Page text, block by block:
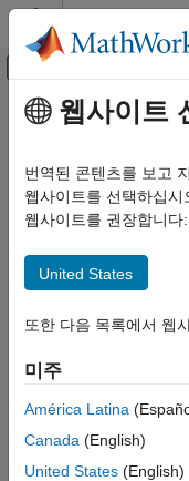
콘텐츠로 바로 가기
오프캔버스
문서 홈
주요 콘텐츠
How
웹사이트
번역된 콘텐츠를 보고
웹사이트를 선택하십
웹사이트를 권장합니다:
United States
또한 다음 목록에서 웹
미주
América Latina
Canada (English)
United States (English)